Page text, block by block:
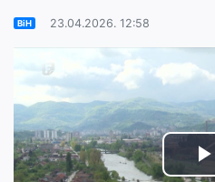
BiH 23.04.2026. 12:58